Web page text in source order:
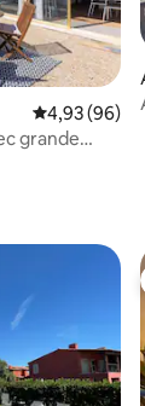
:
Évaluation
4,93 (96)
grande